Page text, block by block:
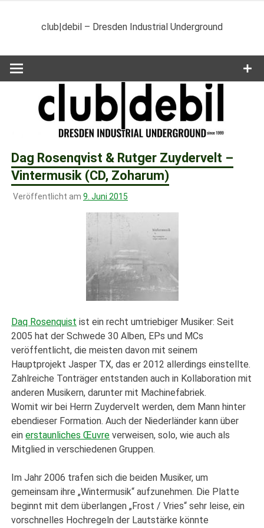
club|debil – Dresden Industrial Underground
Dag Rosenqvist & Rutger Zuydervelt –
Vintermusik (CD, Zoharum)
Veröffentlicht am 9. Juni 2015
Daq Rosenquist ist ein recht umtriebiger Musiker: Seit
2005 hat der Schwede 30 Alben, EPs und MCs
veröffentlicht, die meisten davon mit seinem
Hauptprojekt Jasper TX, das er 2012 allerdings einstellte.
Zahlreiche Tonträger entstanden auch in Kollaboration mit
anderen Musikern, darunter mit Machinefabriek.
Womit wir bei Herrn Zuydervelt werden, dem Mann hinter
ebendieser Formation. Auch der Niederländer kann über
einerstaunliches Œuvre verweisen, solo, wie auch als
Mitglied in verschiedenen Gruppen.
Im Jahr 2006 trafen sich die beiden Musiker, um
gemeinsam ihre „Wintermusik“ aufzunehmen. Die Platte
beginnt mit dem überlangen „Frost / Vries“ sehr leise, ein
vorschnelles Hochregeln der Lautstärke könnte